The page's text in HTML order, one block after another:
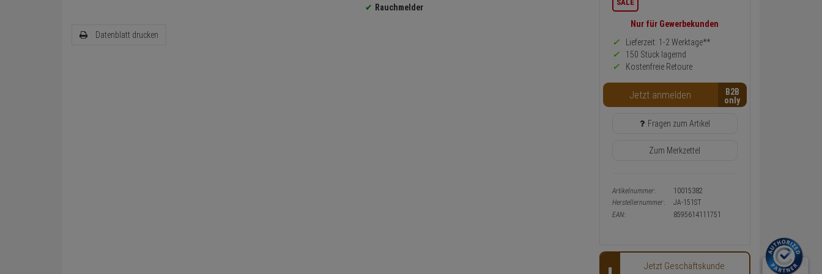
Datenblatt drucken
Rauchmelder
zurück
Preis,
Verfügbakeit
und
Warenkorb-
oder
Konfigurieren-
Button
SALE
Nur für Gewerbekunden
Lieferzeit: 1-2 Werktage**
150 Stück lagernd
Kostenfreie Retoure
Jetzt anmelden B2B
Fragen zum Artikel
Zum Merkzettel
Artikelnummer:
10015382
Herstellernummer:
JA-151ST
EAN:
8595614111751
Jetzt Geschäftskunde